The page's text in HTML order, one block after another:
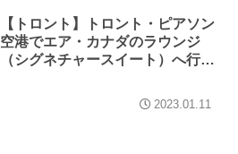
【トロント】トロント・ピアソン
空港でエア・カナダのラウンジ
（シグネチャースイート）へ行っ
2023.01.11